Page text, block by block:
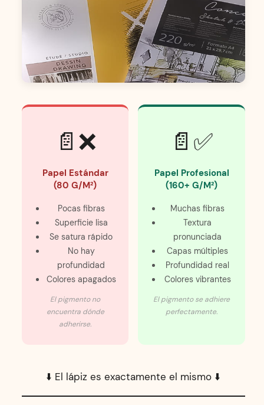
📄❌
Papel Estándar
(80 G/m²)
Pocas fibras
Superficie lisa
Se satura rápido
No hay
profundidad
Colores apagados
El pigmento no
encuentra dónde
adherirse.
📄✅
Papel Profesional
(160+ G/m²)
Muchas fibras
Textura
pronunciada
Capas múltiples
Profundidad real
Colores vibrantes
El pigmento se adhiere
perfectamente.
⬇️ El lápiz es exactamente el mismo ⬇️